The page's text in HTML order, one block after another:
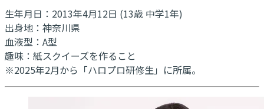
生年月日：2013年4月12日 (13歳 中学1年)
出身地：神奈川県
血液型：A型
趣味：紙スクイーズを作ること
※2025年2月から「ハロプロ研修生」に所属。